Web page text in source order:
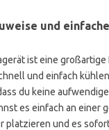
und
ist eine großartige
und einfach
du keine
es einfach an einer
platzieren und es